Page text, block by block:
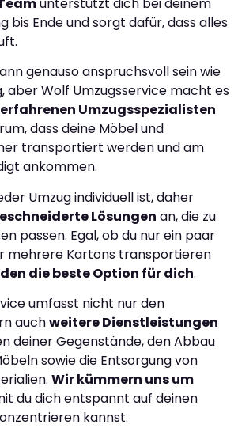
bis Ende und sorgt dafür, dass alles
genauso anspruchsvoll sein wie
aber Wolf Umzugsservice macht es
erfahrenen Umzugsspezialisten
dass deine Möbel und
transportiert werden und am
ankommen.
Umzug individuell ist, daher
Lösungen an, die zu
passen. Egal, ob du nur ein paar
mehrere Kartons transportieren
die beste Option für dich.
umfasst nicht nur den
auchweitere Dienstleistungen
deiner Gegenstände, den Abbau
sowie die Entsorgung von
Wir kümmern uns um
du dich entspannt auf deinen
kannst.